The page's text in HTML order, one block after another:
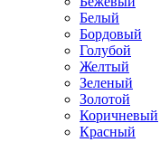
Белый
Бордовый
Голубой
Желтый
Зеленый
Золотой
Коричневый
Красный